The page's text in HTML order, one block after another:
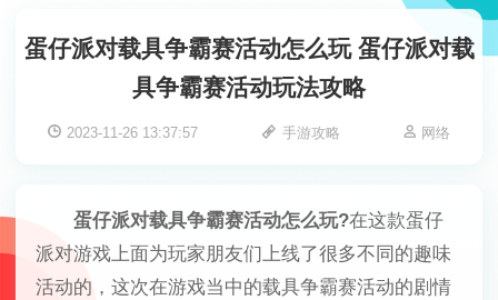
蛋仔派对载具争霸赛活动怎么玩 蛋仔派对载
具争霸赛活动玩法攻略
2023-11-26 13:37:57 手游攻略 网络
蛋仔派对载具争霸赛活动怎么玩?在这款蛋仔
派对游戏上面为玩家朋友们上线了很多不同的趣味
活动的，这次在游戏当中的载具争霸赛活动的剧情